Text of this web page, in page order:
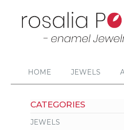
HOME JEWELS
CATEGORIES
JEWELS